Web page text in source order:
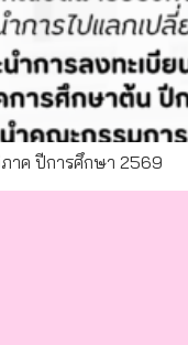
าค ปีการศึกษา 2569